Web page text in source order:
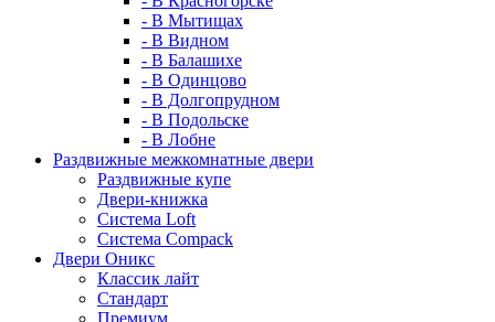
- В Мытищах
- В Видном
- В Балашихе
- В Одинцово
- В Долгопрудном
- В Подольске
- В Лобне
Раздвижные межкомнатные двери
Раздвижные купе
Двери-книжка
Система Loft
Система Compack
Двери Оникс
Классик лайт
Стандарт
Премиум